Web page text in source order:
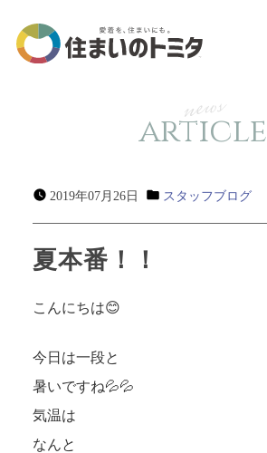
news
article
2019年07月26日 スタッフブログ
夏本番！！
こんにちは😊
今日は一段と
暑いですね💦💦
気温は
なんと